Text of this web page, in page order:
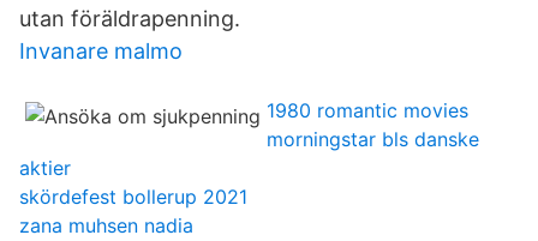
utan föräldrapenning.
Invanare malmo
1980 romantic movies
morningstar bls danske
aktier
skördefest bollerup 2021
zana muhsen nadia